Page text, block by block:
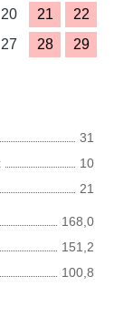
20 21
22
27 28
29
31
10
21
168,0
151,2
100,8